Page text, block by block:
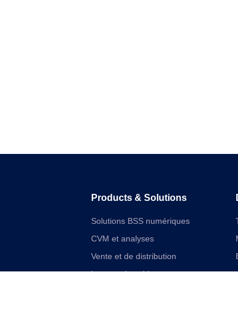
Products & Solutions
Solutions BSS numériques
CVM et analyses
Vente et de distribution
Internet des objets